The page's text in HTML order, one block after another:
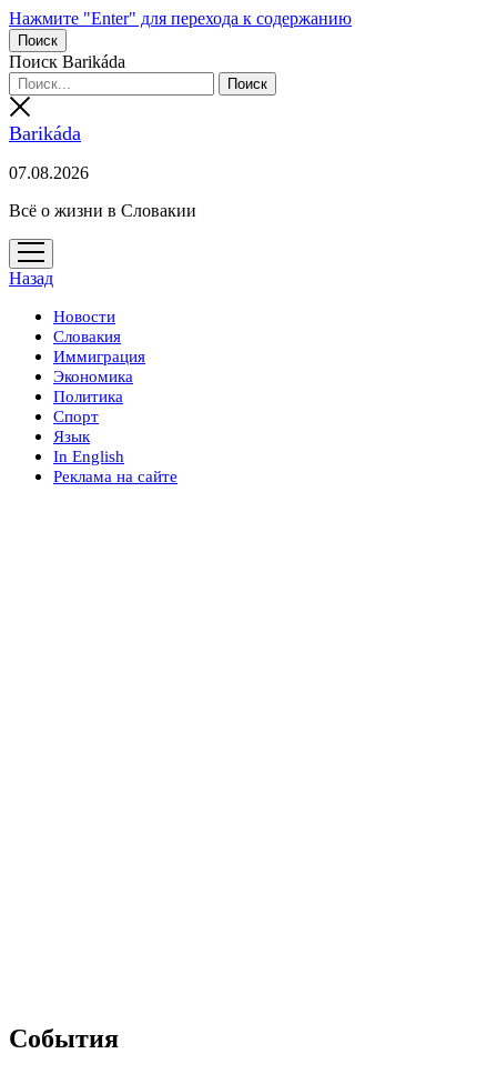
Нажмите "Enter" для перехода к содержанию
Поиск
Поиск Barikáda
Barikáda
07.08.2026
Всё о жизни в Словакии
открыть
меню
Назад
Новости
Словакия
Иммиграция
Экономика
Политика
Спорт
Язык
In English
Реклама на сайте
События